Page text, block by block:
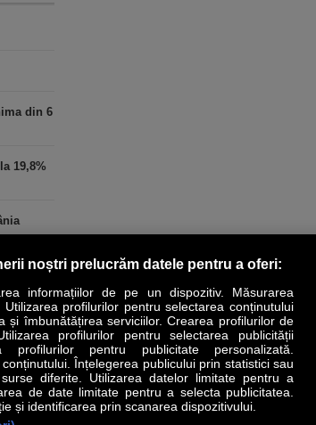
din 6
19,8%
MEET THE CEO LIFESTYLE SPECIAL OPINII
Servicii Revista Business Magazin
noștri prelucrăm datele pentru a oferi:
informațiilor de pe un dispozitiv. Măsurarea
Utilizarea profilurilor pentru selectarea conținutului
și îmbunătățirea serviciilor. Crearea profilurilor de
profilurilor pentru selectarea publicității
profilurilor pentru publicitate personalizată.
Înțelegerea publicului prin statistici sau
diferite. Utilizarea datelor limitate pentru a
de date limitate pentru a selecta publicitatea.
și identificarea prin scanarea dispozitivului.